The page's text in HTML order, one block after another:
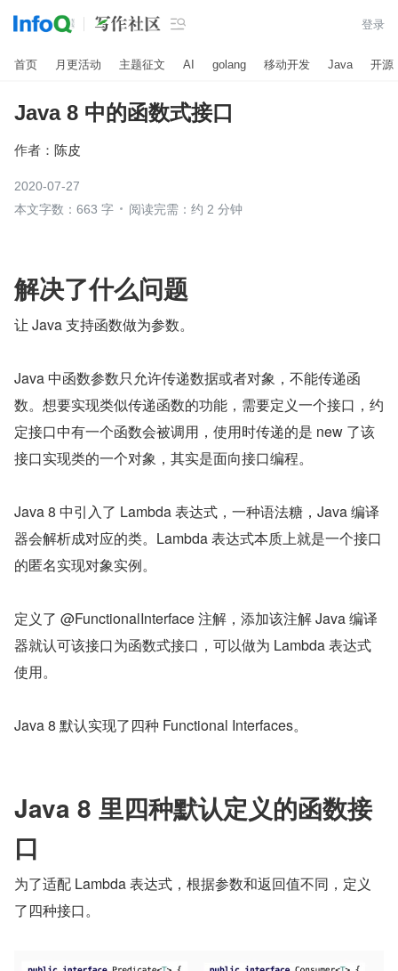
 登录
首页 月更活动 主题征文 AI golang 移动开发 Java 开源
Java 8 中的函数式接口
作者： 陈皮
2020-07-27
本文字数：663 字
阅读完需：约 2 分钟
解决了什么问题
让 Java 支持函数做为参数。
Java 中函数参数只允许传递数据或者对象，不能传递函
数。想要实现类似传递函数的功能，需要定义一个接口，约
定接口中有一个函数会被调用，使用时传递的是 new 了该
接口实现类的一个对象，其实是面向接口编程。
Java 8 中引入了 Lambda 表达式，一种语法糖，Java 编译
器会解析成对应的类。Lambda 表达式本质上就是一个接口
的匿名实现对象实例。
定义了 @FunctionalInterface 注解，添加该注解 Java 编译
器就认可该接口为函数式接口，可以做为 Lambda 表达式
使用。
Java 8 默认实现了四种 Functional Interfaces。
Java 8 里四种默认定义的函数接
口
为了适配 Lambda 表达式，根据参数和返回值不同，定义
了四种接口。